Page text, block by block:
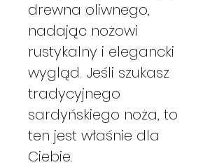
drewna oliwnego,
nadając nożowi
rustykalny i elegancki
wygląd. Jeśli szukasz
tradycyjnego
sardyńskiego noża, to
ten jest właśnie dla
Ciebie.